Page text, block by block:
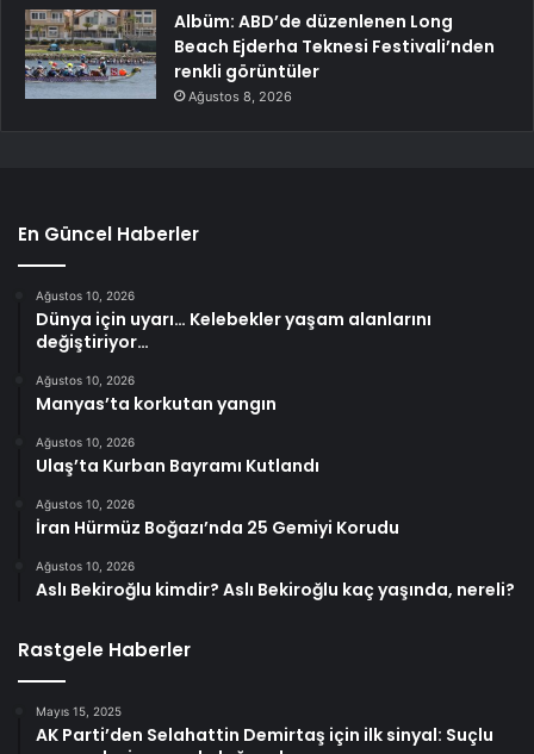
Albüm: ABD’de düzenlenen Long
Beach Ejderha Teknesi Festivali’nden
renkli görüntüler
Ağustos 8, 2026
En Güncel Haberler
Ağustos 10, 2026
Dünya için uyarı… Kelebekler yaşam alanlarını
değiştiriyor…
Ağustos 10, 2026
Manyas’ta korkutan yangın
Ağustos 10, 2026
Ulaş’ta Kurban Bayramı Kutlandı
Ağustos 10, 2026
İran Hürmüz Boğazı’nda 25 Gemiyi Korudu
Ağustos 10, 2026
Aslı Bekiroğlu kimdir? Aslı Bekiroğlu kaç yaşında, nereli?
Rastgele Haberler
Mayıs 15, 2025
AK Parti’den Selahattin Demirtaş için ilk sinyal: Suçlu